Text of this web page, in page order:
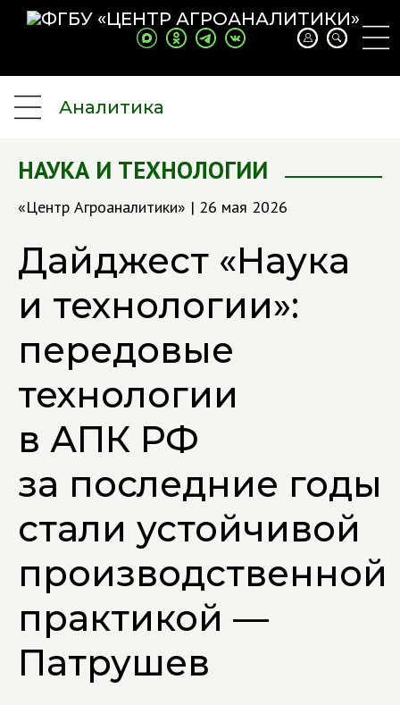
Аналитика
НАУКА И ТЕХНОЛОГИИ
«Центр Агроаналитики» | 26 мая 2026
Дайджест «Наука
и технологии»:
передовые
технологии
в АПК РФ
за последние годы
стали устойчивой
производственной
практикой —
Патрушев